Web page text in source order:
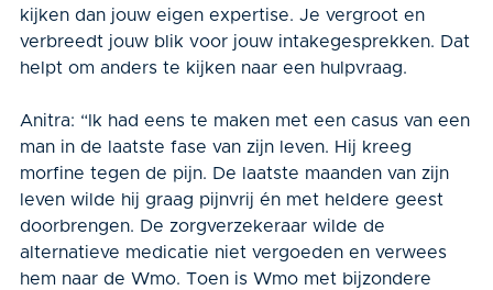
kijken dan jouw eigen expertise. Je vergroot en
verbreedt jouw blik voor jouw intakegesprekken. Dat
helpt om anders te kijken naar een hulpvraag.
Anitra: “Ik had eens te maken met een casus van een
man in de laatste fase van zijn leven. Hij kreeg
morfine tegen de pijn. De laatste maanden van zijn
leven wilde hij graag pijnvrij én met heldere geest
doorbrengen. De zorgverzekeraar wilde de
alternatieve medicatie niet vergoeden en verwees
hem naar de Wmo. Toen is Wmo met bijzondere